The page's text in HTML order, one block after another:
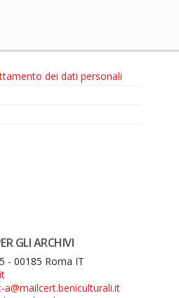
dei dati personali
GLI ARCHIVI
- 00185 Roma IT
a@mailcert.beniculturali.it